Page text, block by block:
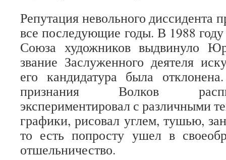
Репутация невольного диссидента
все последующие годы. В 1988
Союза художников выдвинуло
звание Заслуженного деятеля
его кандидатура была
признания Волков
экспериментировал с различными
графики, рисовал углем, тушью,
то есть попросту ушел в
отшельничество.